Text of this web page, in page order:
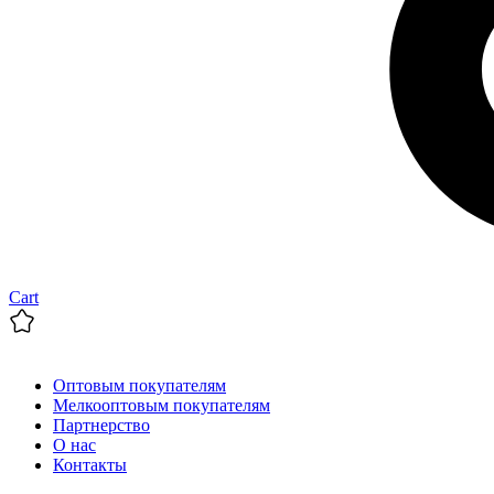
Cart
Оптовым покупателям
Мелкооптовым покупателям
Партнерство
О нас
Контакты